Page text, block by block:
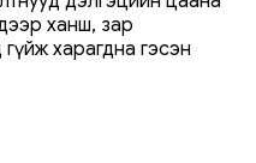
ханш, зар
харагдна гэсэн